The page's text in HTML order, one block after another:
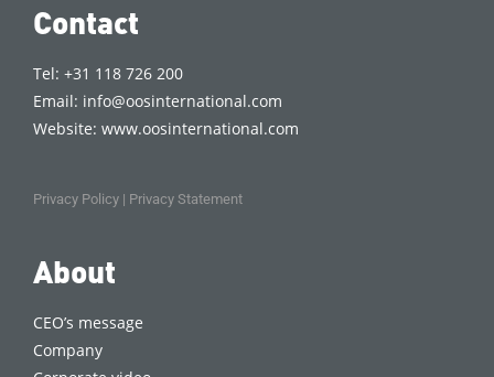
Contact
Tel: +31 118 726 200
Email: info@oosinternational.com
Website:www.oosinternational.com
Privacy Policy | Privacy Statement
About
CEO’s message
Company